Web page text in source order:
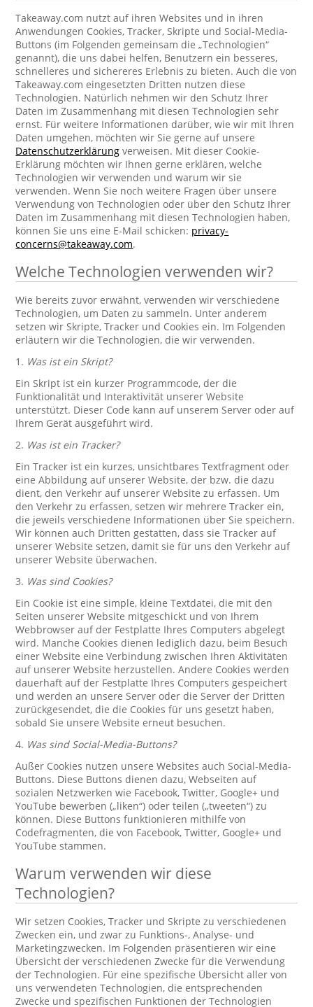
Takeaway.com nutzt auf ihren Websites und in ihren
Anwendungen Cookies, Tracker, Skripte und Social-Media-
Buttons (im Folgenden gemeinsam die „Technologien“
genannt), die uns dabei helfen, Benutzern ein besseres,
schnelleres und sichereres Erlebnis zu bieten. Auch die von
Takeaway.com eingesetzten Dritten nutzen diese
Technologien. Natürlich nehmen wir den Schutz Ihrer
Daten im Zusammenhang mit diesen Technologien sehr
ernst. Für weitere Informationen darüber, wie wir mit Ihren
Daten umgehen, möchten wir Sie gerne auf unsere
Datenschutzerklärung verweisen. Mit dieser Cookie-
Erklärung möchten wir Ihnen gerne erklären, welche
Technologien wir verwenden und warum wir sie
verwenden. Wenn Sie noch weitere Fragen über unsere
Verwendung von Technologien oder über den Schutz Ihrer
Daten im Zusammenhang mit diesen Technologien haben,
können Sie uns eine E-Mail schicken: privacy-
concerns@takeaway.com.
Welche Technologien verwenden wir?
Wie bereits zuvor erwähnt, verwenden wir verschiedene
Technologien, um Daten zu sammeln. Unter anderem
setzen wir Skripte, Tracker und Cookies ein. Im Folgenden
erläutern wir die Technologien, die wir verwenden.
1. Was ist ein Skript?
Ein Skript ist ein kurzer Programmcode, der die
Funktionalität und Interaktivität unserer Website
unterstützt. Dieser Code kann auf unserem Server oder auf
Ihrem Gerät ausgeführt wird.
2. Was ist ein Tracker?
Ein Tracker ist ein kurzes, unsichtbares Textfragment oder
eine Abbildung auf unserer Website, der bzw. die dazu
dient, den Verkehr auf unserer Website zu erfassen. Um
den Verkehr zu erfassen, setzen wir mehrere Tracker ein,
die jeweils verschiedene Informationen über Sie speichern.
Wir können auch Dritten gestatten, dass sie Tracker auf
unserer Website setzen, damit sie für uns den Verkehr auf
unserer Website überwachen.
3. Was sind Cookies?
Ein Cookie ist eine simple, kleine Textdatei, die mit den
Seiten unserer Website mitgeschickt und von Ihrem
Webbrowser auf der Festplatte Ihres Computers abgelegt
wird. Manche Cookies dienen lediglich dazu, beim Besuch
einer Website eine Verbindung zwischen Ihren Aktivitäten
auf unserer Website herzustellen. Andere Cookies werden
dauerhaft auf der Festplatte Ihres Computers gespeichert
und werden an unsere Server oder die Server der Dritten
zurückgesendet, die die Cookies für uns gesetzt haben,
sobald Sie unsere Website erneut besuchen.
4. Was sind Social-Media-Buttons?
Außer Cookies nutzen unsere Websites auch Social-Media-
Buttons. Diese Buttons dienen dazu, Webseiten auf
sozialen Netzwerken wie Facebook, Twitter, Google+ und
YouTube bewerben („liken“) oder teilen („tweeten“) zu
können. Diese Buttons funktionieren mithilfe von
Codefragmenten, die von Facebook, Twitter, Google+ und
YouTube stammen.
Warum verwenden wir diese
Technologien?
Wir setzen Cookies, Tracker und Skripte zu verschiedenen
Zwecken ein, und zwar zu Funktions-, Analyse- und
Marketingzwecken. Im Folgenden präsentieren wir eine
Übersicht der verschiedenen Zwecke für die Verwendung
der Technologien. Für eine spezifische Übersicht aller von
uns verwendeten Technologien, die entsprechenden
Zwecke und spezifischen Funktionen der Technologien